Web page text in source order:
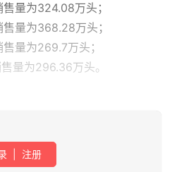
量为324.08万头；
量为368.28万头；
量为269.7万头；
量为296.36万头。
注册